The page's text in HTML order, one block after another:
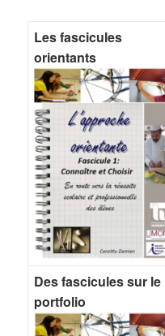
Les fascicules
orientants
Des fascicules sur le
portfolio